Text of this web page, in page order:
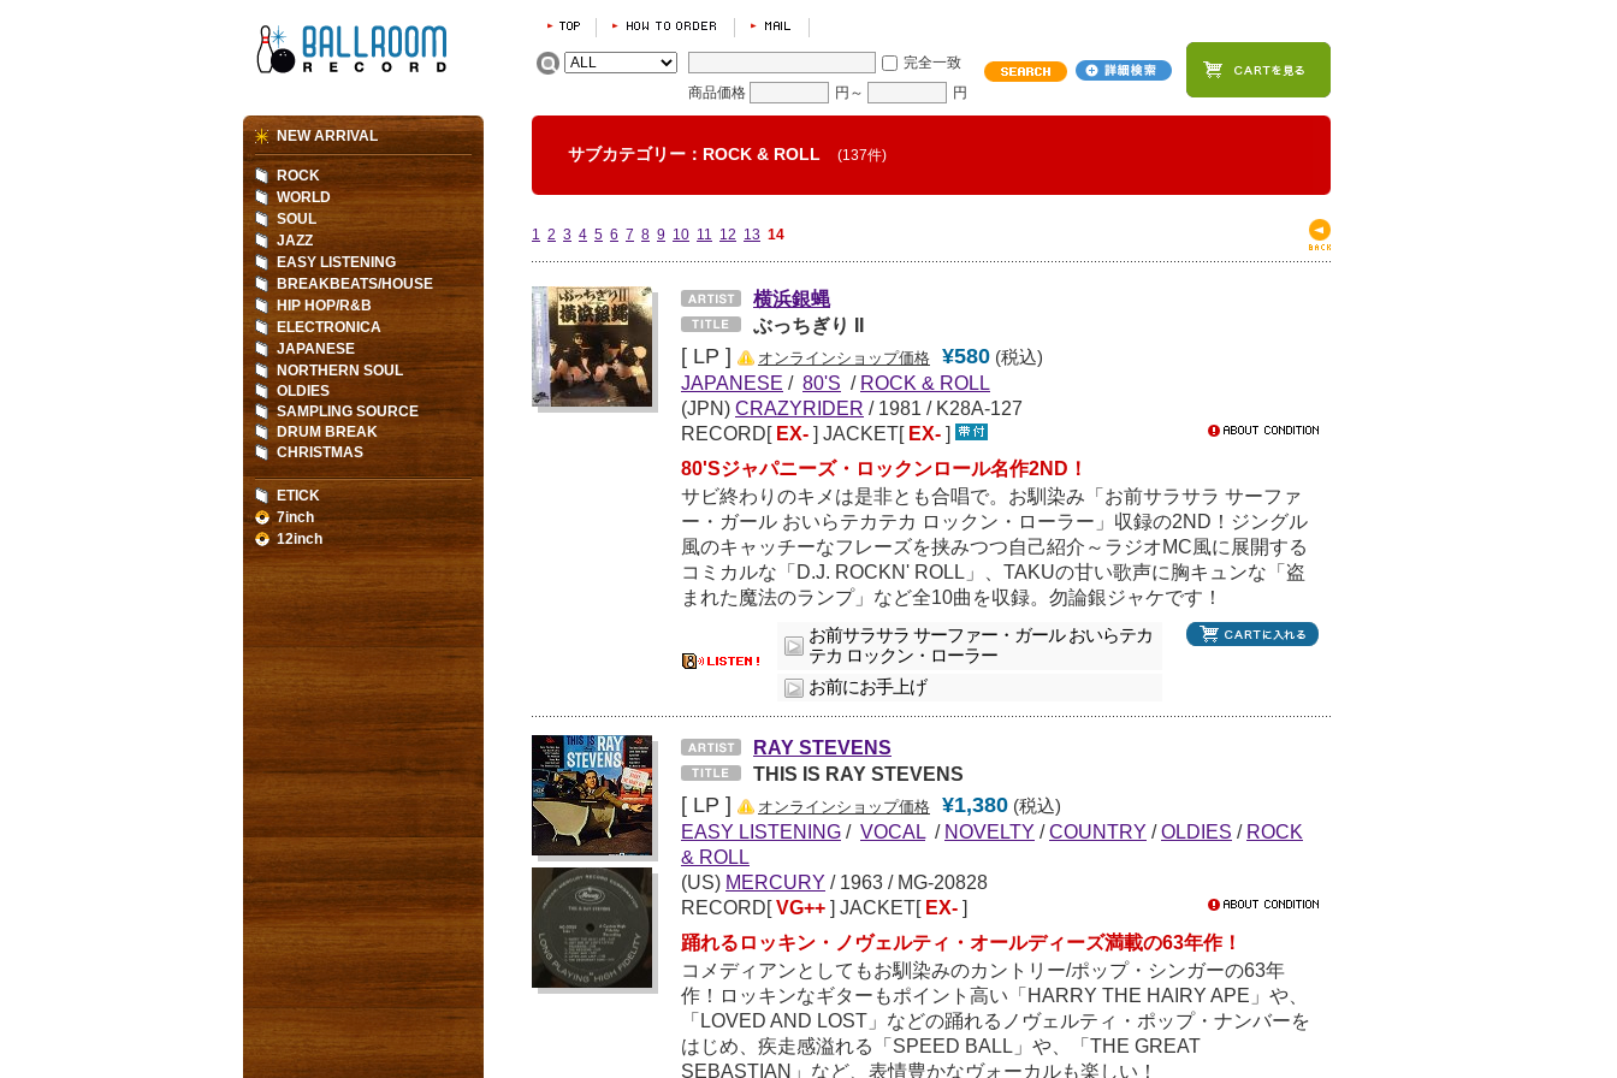
完全一致
商品価格
円～ 円
サブカテゴリー：ROCK & ROLL (137件)
1 2 3 4 5 6 7 8 9 10 11 12 13 14
横浜銀蝿
ぶっちぎり II
[ LP ] オンラインショップ価格 ¥580 (税込)
JAPANESE / 80'S / ROCK & ROLL
(JPN) CRAZYRIDER /1981 / K28A-127
RECORD[ EX- ] JACKET[ EX- ]
80'Sジャパニーズ・ロックンロール名作2ND！
サビ終わりのキメは是非とも合唱で。お馴染み「お前サラサラ サーファ
ー・ガール おいらテカテカ ロックン・ローラー」収録の2ND！ジングル
風のキャッチーなフレーズを挟みつつ自己紹介～ラジオMC風に展開する
コミカルな「D.J. ROCKN' ROLL」、TAKUの甘い歌声に胸キュンな「盗
まれた魔法のランプ」など全10曲を収録。勿論銀ジャケです！
お前サラサラ サーファー・ガール おいらテカ
テカ ロックン・ローラー
お前にお手上げ
RAY STEVENS
THIS IS RAY STEVENS
[ LP ] オンラインショップ価格 ¥1,380 (税込)
EASY LISTENING / VOCAL / NOVELTY / COUNTRY / OLDIES / ROCK
& ROLL
(US) MERCURY /1963 / MG-20828
RECORD[VG++ ] JACKET[ EX- ]
踊れるロッキン・ノヴェルティ・オールディーズ満載の63年作！
コメディアンとしてもお馴染みのカントリー/ポップ・シンガーの63年
作！ロッキンなギターもポイント高い「HARRY THE HAIRY APE」や、
「LOVED AND LOST」などの踊れるノヴェルティ・ポップ・ナンバーを
はじめ、疾走感溢れる「SPEED BALL」や、「THE GREAT
SEBASTIAN」など、表情豊かなヴォーカルも楽しい！
NEW ARRIVAL
ROCK
WORLD
SOUL
JAZZ
EASY LISTENING
BREAKBEATS/HOUSE
HIP HOP/R&B
ELECTRONICA
JAPANESE
NORTHERN SOUL
OLDIES
SAMPLING SOURCE
DRUM BREAK
CHRISTMAS
ETICK
7inch
12inch